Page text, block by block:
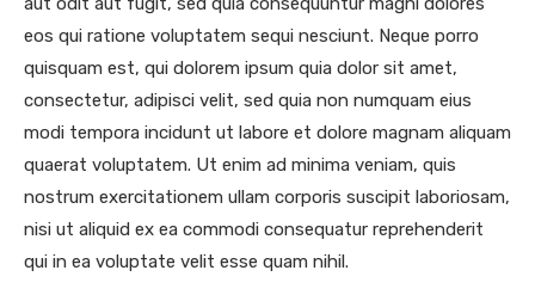
eos qui ratione voluptatem sequi nesciunt. Neque porro
quisquam est, qui dolorem ipsum quia dolor sit amet,
consectetur, adipisci velit, sed quia non numquam eius
modi tempora incidunt ut labore et dolore magnam aliquam
quaerat voluptatem. Ut enim ad minima veniam, quis
nostrum exercitationem ullam corporis suscipit laboriosam,
nisi ut aliquid ex ea commodi consequatur reprehenderit
qui in ea voluptate velit esse quam nihil.